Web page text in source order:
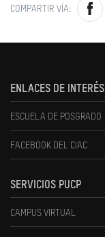
COMPARTIR VÍA:
ENLACES DE INTERÉS
ESCUELA DE POSGRADO
FACEBOOK DEL CIAC
SERVICIOS PUCP
CAMPUS VIRTUAL